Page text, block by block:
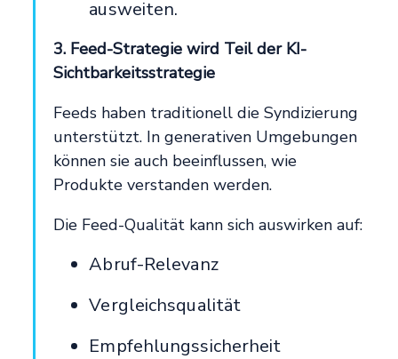
ausweiten.
3. Feed-Strategie wird Teil der KI-
Sichtbarkeitsstrategie
Feeds haben traditionell die Syndizierung
unterstützt. In generativen Umgebungen
können sie auch beeinflussen, wie
Produkte verstanden werden.
Die Feed-Qualität kann sich auswirken auf:
Abruf-Relevanz
Vergleichsqualität
Empfehlungssicherheit